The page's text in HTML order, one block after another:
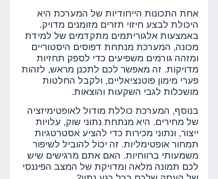
אחת התכונות הייחודיות של המערכת היא
היכולת לבצע חיזוי תזרים מזומנים מדויק.
באמצעות אלגוריתמים מתקדמים של למידת
מכונה, המערכת מנתחת דפוסים היסטוריים
ומזהה גורמים משפיעים כדי לספק תחזיות
מדויקות. זה מאפשר לכם לתכנן מראש, לזהות
פערי מימון פוטנציאליים, ולקבל החלטות
מושכלות לגבי השקעות והוצאות.
בנוסף, המערכת כוללת מודול לאופטימיזציה
של מחירים. היא מנתחת נתוני שוק, עלויות
ייצור, ונתוני מכירות כדי להציע אסטרטגיות
תמחור אופטימליות. זה יכול להוביל לשיפור
משמעותי ברווחיות. האם אתם מרגישים שיש
לכם תמונה מלאה ומדויקת של המצב הפיננסי